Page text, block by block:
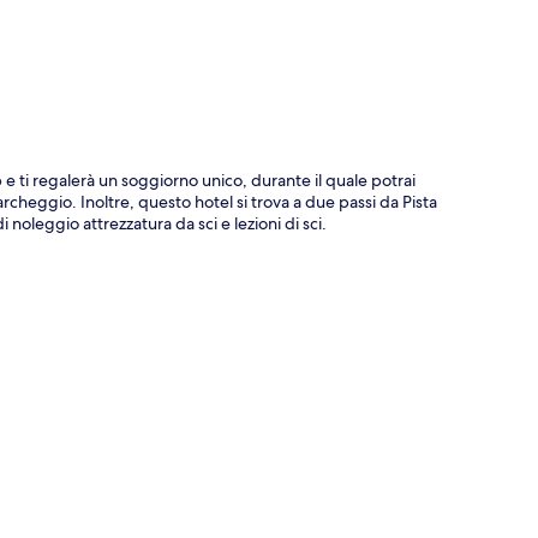
e ti regalerà un soggiorno unico, durante il quale potrai
Inoltre, questo hotel si trova a due passi da Pista
attrezzatura da sci e lezioni di sci.